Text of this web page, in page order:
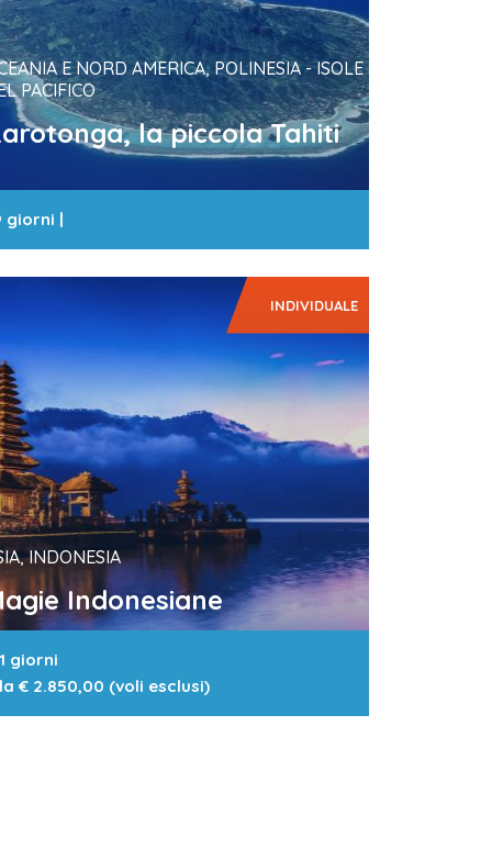
E NORD AMERICA, POLINESIA - ISOLE
PACIFICO
la piccola Tahiti
giorni |
INDIVIDUALE
INDONESIA
Indonesiane
giorni
€ 2.850,00 (voli esclusi)